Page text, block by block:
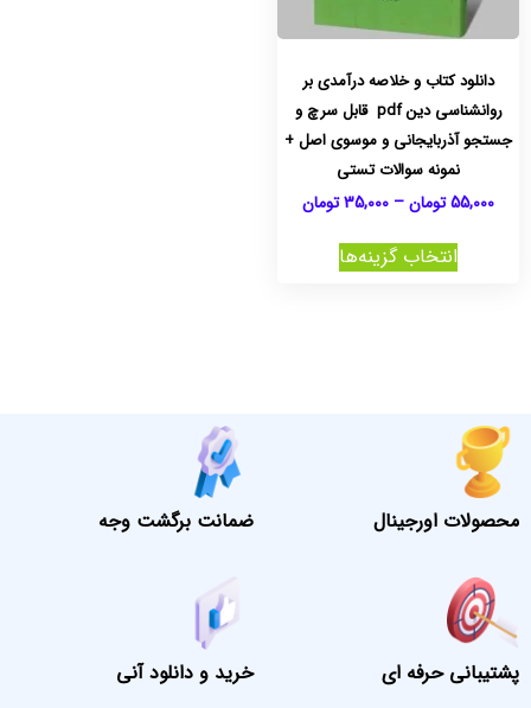
دانلود کتاب و خلاصه درآمدی بر
روانشناسی دین pdf قابل سرچ و
جستجو آذربایجانی و موسوی اصل +
نمونه سوالات تستی
55,000تومان–
35,000تومان
انتخاب گزینه‌ها
محصولات اورجینال ضمانت برگشت وجه
پشتیبانی حرفه ای خرید و دانلود آنی